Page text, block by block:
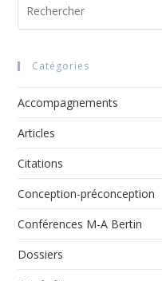
Catégories
Accompagnements
Articles
Citations
Conception-préconception
Conférences M-A Bertin
Dossiers